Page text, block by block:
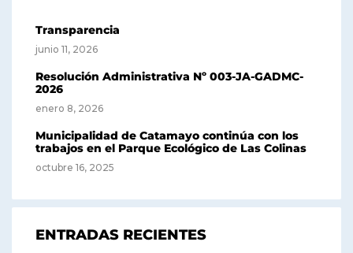
Transparencia
junio 11, 2026
Resolución Administrativa Nº 003-JA-GADMC-
2026
enero 8, 2026
Municipalidad de Catamayo continúa con los
trabajos en el Parque Ecológico de Las Colinas
octubre 16, 2025
ENTRADAS RECIENTES